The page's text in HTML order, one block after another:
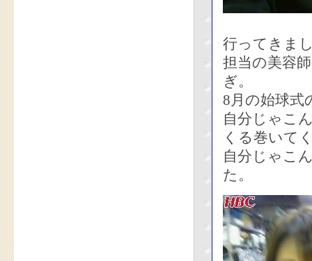
行ってきま
担当の美容
ぎ。
8月の始球式
自分じゃこ
くる巻いて
自分じゃこ
た。